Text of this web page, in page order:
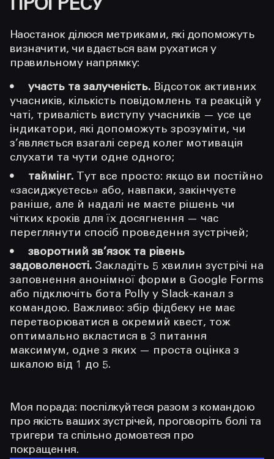
ПРОГРЕСУ
Наостанок ділюся метриками, які допоможуть
визначити, чи вдається вам рухатися у
правильному напрямку:
участь та залученість. Відсоток активних
учасників, кількість повідомлень та реакцій у
чаті, тривалість виступу учасників — усе це
індикатори, які допоможуть зрозуміти, чи
з’являється взагалі серед колег мотивація
слухати та чути одне одного;
таймінг. Тут все просто: якщо ви постійно
«засиджуєтесь» або, навпаки, закінчуєте
раніше, але й надалі не маєте рішень чи
чітких кроків для їх досягнення — час
переглянути спосіб проведення зустрічей;
зворотний зв’язок та рівень
задоволеності. Закладіть 5 хвилин зустрічі на
заповнення анонімної форми в Google Forms
або підключіть бота Polly у Slack-канал з
командою. Важливо: збір фідбеку не має
перетворюватися в окремий квест, тож
оптимально вкластися в 3 питання
максимум, одне з яких — проста оцінка з
шкалою від 1 до 5.
Моя порада: поспілкуйтеся разом з командою
про якість ваших зустрічей, проговоріть болі та
тригери та спільно домовтеся про
покращення.